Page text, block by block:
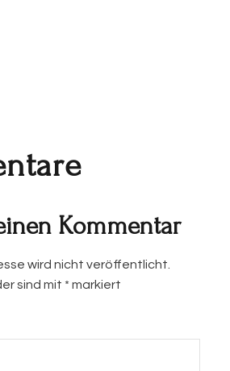
Kommentar
wird nicht veröffentlicht.
sind mit * markiert